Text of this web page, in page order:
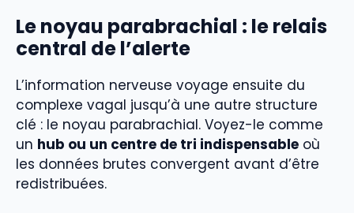
Le noyau parabrachial : le relais
central de l’alerte
L’information nerveuse voyage ensuite du
complexe vagal jusqu’à une autre structure
clé : le noyau parabrachial. Voyez-le comme
un hub ou un centre de tri indispensable où
les données brutes convergent avant d’être
redistribuées.